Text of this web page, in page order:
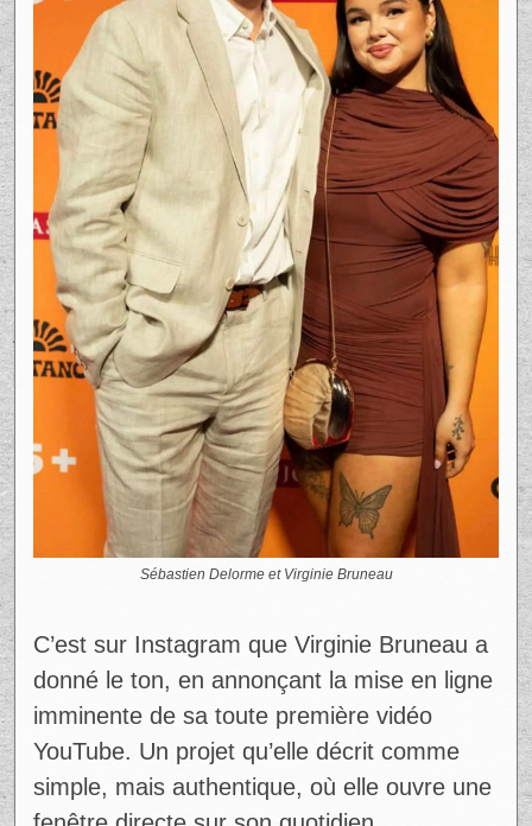
C’est sur Instagram que Virginie Bruneau a
donné le ton, en annonçant la mise en ligne
imminente de sa toute première vidéo
YouTube. Un projet qu’elle décrit comme
simple, mais authentique, où elle ouvre une